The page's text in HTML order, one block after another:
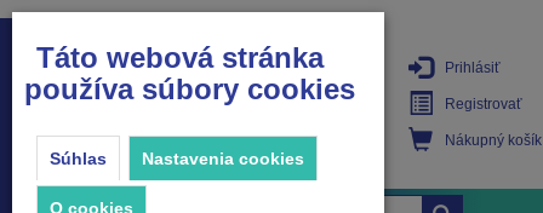
PRODUKTY
Prihlásiť
Registrovať
Nákupný košík
Táto webová stránka
používa súbory cookies
Súhlas Nastavenia cookies
O cookies